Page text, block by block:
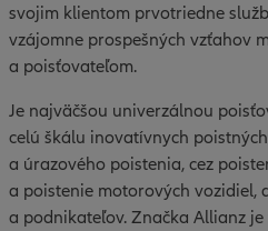
svojim klientom prvotriedne
vzájomne prospešných vzťahov
a poisťovateľom.
Je najväčšou univerzálnou
celú škálu inovatívnych
a úrazového poistenia, cez
a poistenie motorových vozidiel,
a podnikateľov. Značka Allianz